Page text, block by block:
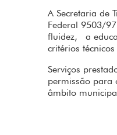
A Secretaria de
Federal 9503/
fluidez, a
critérios
Serviços
permissão para
âmbito